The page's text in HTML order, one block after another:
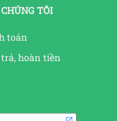
TÔI
toán
hoàn tiền